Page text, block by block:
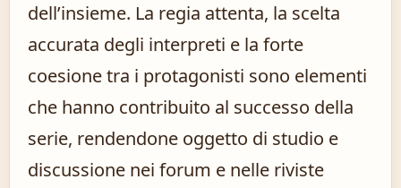
dell’insieme. La regia attenta, la scelta
accurata degli interpreti e la forte
coesione tra i protagonisti sono elementi
che hanno contribuito al successo della
serie, rendendone oggetto di studio e
discussione nei forum e nelle riviste